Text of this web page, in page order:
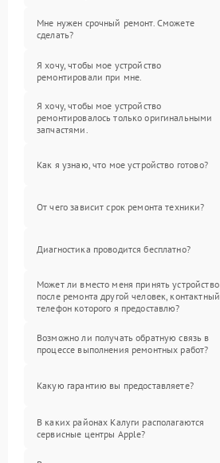
Мне нужен срочный ремонт. Сможете
сделать?
Я хочу, чтобы мое устройство
ремонтировали при мне.
Я хочу, чтобы мое устройство
ремонтировалось только оригинальными
запчастями.
Как я узнаю, что мое устройство готово?
От чего зависит срок ремонта техники?
Диагностика проводится бесплатно?
Может ли вместо меня принять устройство
после ремонта другой человек, контактный
телефон которого я предоставлю?
Возможно ли получать обратную связь в
процессе выполнения ремонтных работ?
Какую гарантию вы предоставляете?
В каких районах Калуги располагаются
сервисные центры Apple?